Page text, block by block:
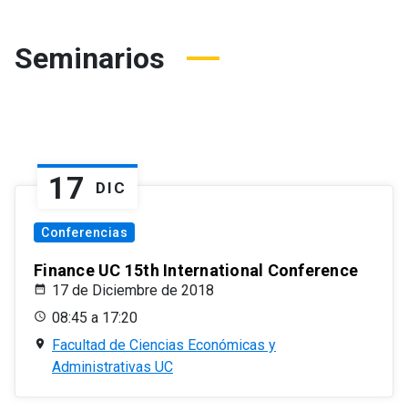
Seminarios
17 DIC
Conferencias
Finance UC 15th International Conference
17 de Diciembre de 2018
08:45 a 17:20
Facultad de Ciencias Económicas y
Administrativas UC